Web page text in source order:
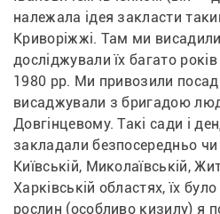
належала ідея закласти
Криворіжжі. Там ми висадили
досліджували їх багато
1980 рр. Ми привозили
висаджували з бригадою
Довгінцевому. Такі сади і
закладали безпосередньо
Київській, Миколаївській,
Харківській областях, їх
рослин (особливо кизилу) я